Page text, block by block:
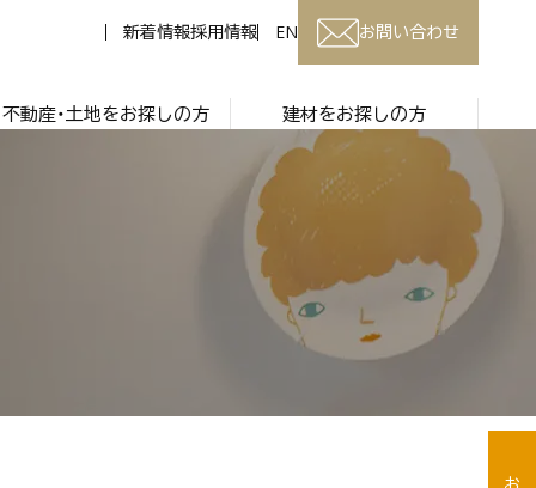
新着情報採用情報 EN お問い合わせ
不動産・土地をお探しの方 建材をお探しの方